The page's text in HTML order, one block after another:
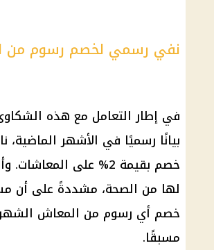
نفي رسمي لخصم رسوم من
في إطار التعامل مع هذه
بيانًا رسميًا في الأشهر
خصم بقيمة 2% على
لها من الصحة، مشددةً على أن
خصم أي رسوم من المعاش الشهري
مسبقًا.